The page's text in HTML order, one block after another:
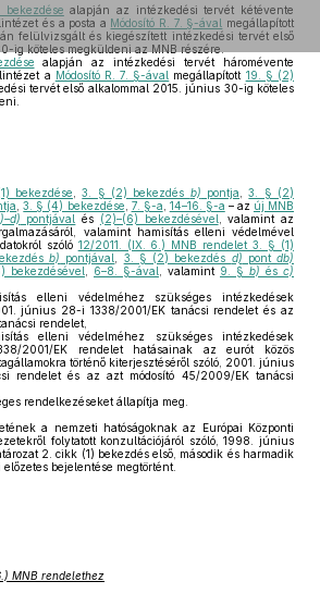
alapján az intézkedési tervét kétévente
és a posta a Módosító R. 7. §-ával megállapított
felülvizsgált és kiegészített intézkedési tervét első
ig köteles megküldeni az MNB részére.
alapján az intézkedési tervét háromévente
a Módosító R. 7. §-ával megállapított 19. § (2)
tervét első alkalommal 2015. június 30-ig köteles
bekezdése ,3. § (2) bekezdés b) pontja ,3. § (2)
,3. § (4) bekezdése 7. §-a 14–16. §-a – az új MNB
pontjával és (2)–(6) bekezdésével , valamint az
valamint hamisítás elleni védelmével
szóló 12/2011. (IX. 6.) MNB rendelet 3. § (1)
b) pontjával 3. § (2) bekezdés d) pontdb)
bekezdésével 6–8. §-ával , valamint 9. § b) és c)
elleni védelméhez szükséges intézkedések
június 28-i 1338/2001/EK tanácsi rendelet és az
rendelet,
elleni védelméhez szükséges intézkedések
2001/EK rendelet hatásainak az eurót közös
történő kiterjesztéséről szóló, 2001. június
rendelet és az azt módosító 45/2009/EK tanácsi
rendelkezéseket állapítja meg.
a nemzeti hatóságoknak az Európai Központi
folytatott konzultációjáról szóló, 1998. június
2. cikk (1) bekezdés első, második és harmadik
bejelentése megtörtént.
MNB rendelethez